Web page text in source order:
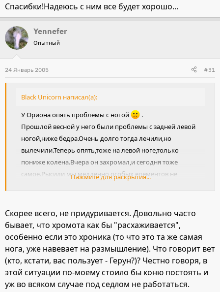
Спасибки!Надеюсь с ним все будет хорошо...
Yennefer
Опытный
24 Январь 2005 #31
Black Unicorn написал(а):
У Ориона опять проблемы с ногой
.
Прошлой весной у него были проблемы с задней левой
ногой,ниже бедра.Очень долго тогда лечили,но
вылечили.Теперь опять,тоже на левой ноге,только
пониже колена.Вчера он захромал,и сегодня тоже
самое.Рысили мы медленно,особых елементов не
Нажмите для раскрытия...
Скорее всего, не придуривается. Довольно часто
бывает, что хромота как бы "расхаживается",
особенно если это хроника (то что это та же самая
нога, уже навевает на размышление). Что говорит вет
(кто, кстати, вас пользует - Герун?)? Честно говоря, в
этой ситуации по-моему стоило бы коню постоять и
уж во всяком случае под седлом не работаться.